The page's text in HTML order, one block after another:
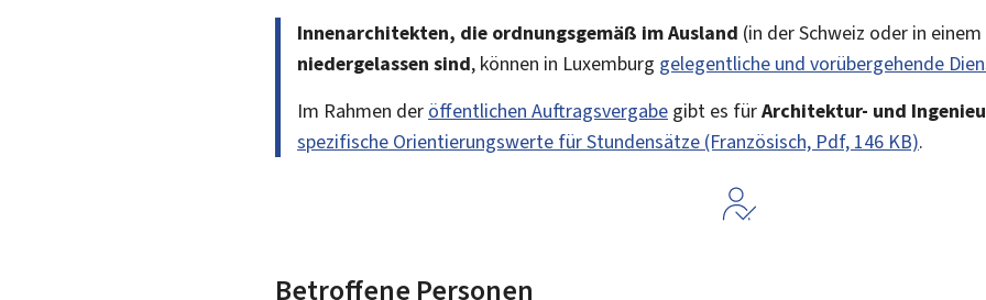
Innenarchitekten, die ordnungsgemäß im Ausland (in der Schweiz oder in
niedergelassen sind, können in Luxemburg gelegentliche und vorübergehende
Im Rahmen der öffentlichen Auftragsvergabe gibt es fürArchitektur- und
spezifische Orientierungswerte für Stundensätze (Französisch, Pdf, 146 KB).
Betroffene Personen